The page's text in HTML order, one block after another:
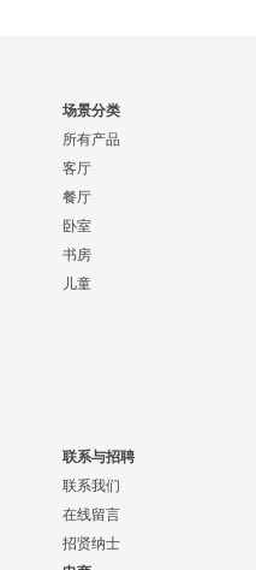
场景分类
所有产品
客厅
餐厅
卧室
书房
儿童
联系与招聘
联系我们
在线留言
招贤纳士